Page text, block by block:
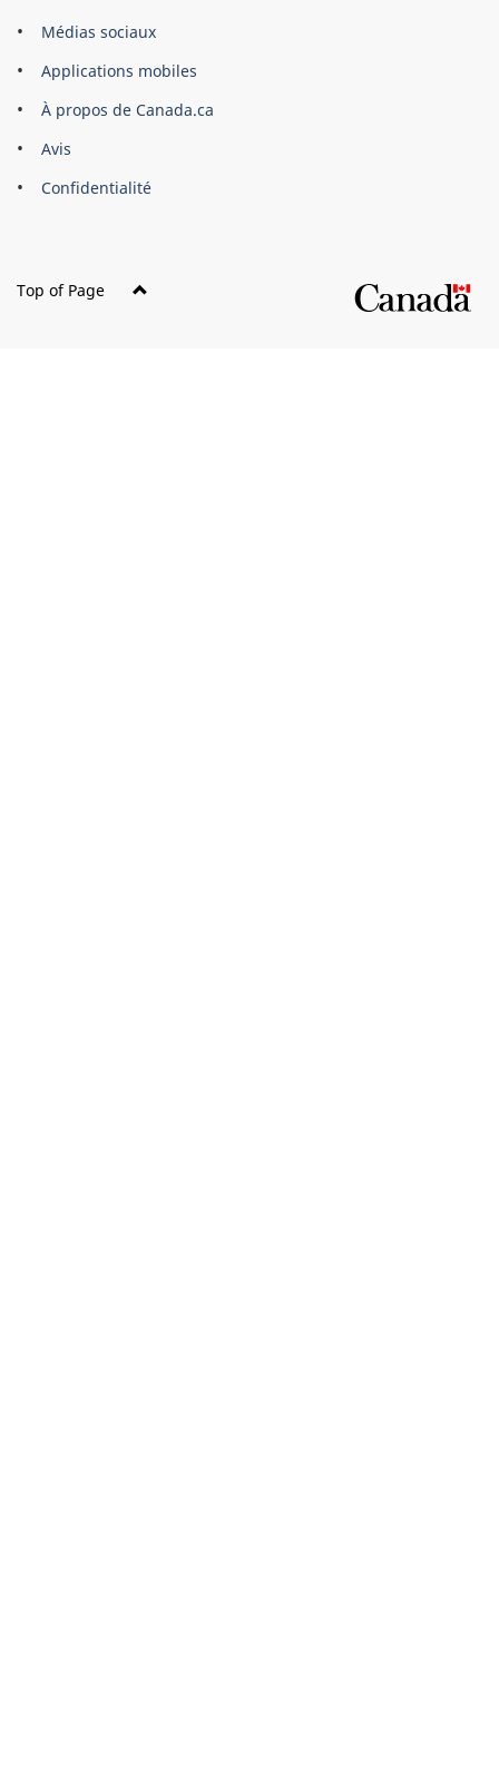
Marque
du
site
Médias sociaux
Applications mobiles
À propos de Canada.ca
Avis
Confidentialité
Top of Page